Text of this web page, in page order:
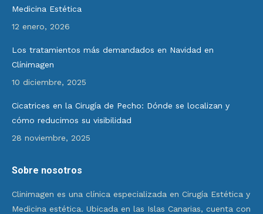
Medicina Estética
12 enero, 2026
Los tratamientos más demandados en Navidad en
Clínimagen
10 diciembre, 2025
Cicatrices en la Cirugía de Pecho: Dónde se localizan y
cómo reducimos su visibilidad
28 noviembre, 2025
Sobre nosotros
Clinimagen es una clínica especializada en Cirugía Estética y
Medicina estética. Ubicada en las Islas Canarias, cuenta con